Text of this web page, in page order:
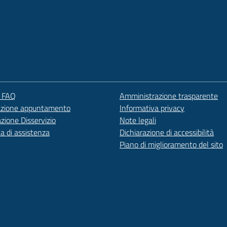
appuntamento
Disservizio
di assistenza
Amministrazione trasparente
Informativa privacy
Note legali
Dichiarazione di accessibilità
Piano di miglioramento del sito